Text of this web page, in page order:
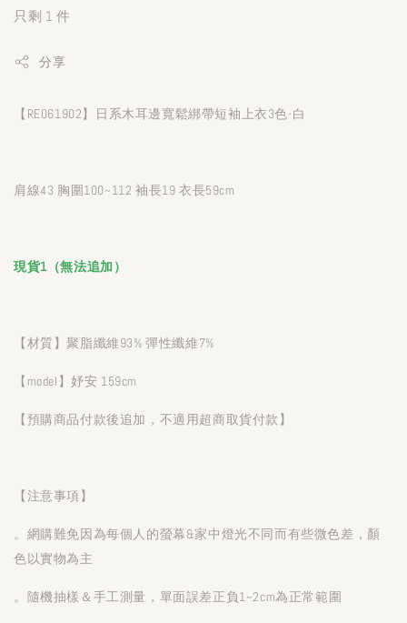
只剩 1 件
分享
【RE061902】日系木耳邊寬鬆綁帶短袖上衣3色-白
肩線43 胸圍100~112 袖長19 衣長59cm
現貨1（無法追加）
【材質】聚脂纖維93% 彈性纖維7%
【model】妤安 159cm
【預購商品付款後追加，不適用超商取貨付款】
【注意事項】
。網購難免因為每個人的螢幕&家中燈光不同而有些微色差，顏
色以實物為主
。隨機抽樣＆手工測量，單面誤差正負1~2cm為正常範圍